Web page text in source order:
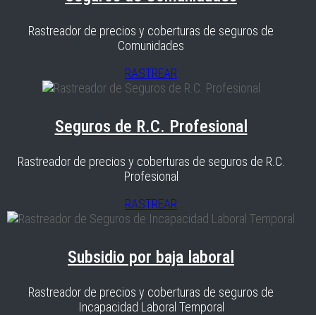
Rastreador de precios y coberturas de seguros de
Comunidades
RASTREAR
Seguros de R.C. Profesional
Rastreador de precios y coberturas de seguros de R.C.
Profesional
RASTREAR
Subsidio por baja laboral
Rastreador de precios y coberturas de seguros de
Incapacidad Laboral Temporal